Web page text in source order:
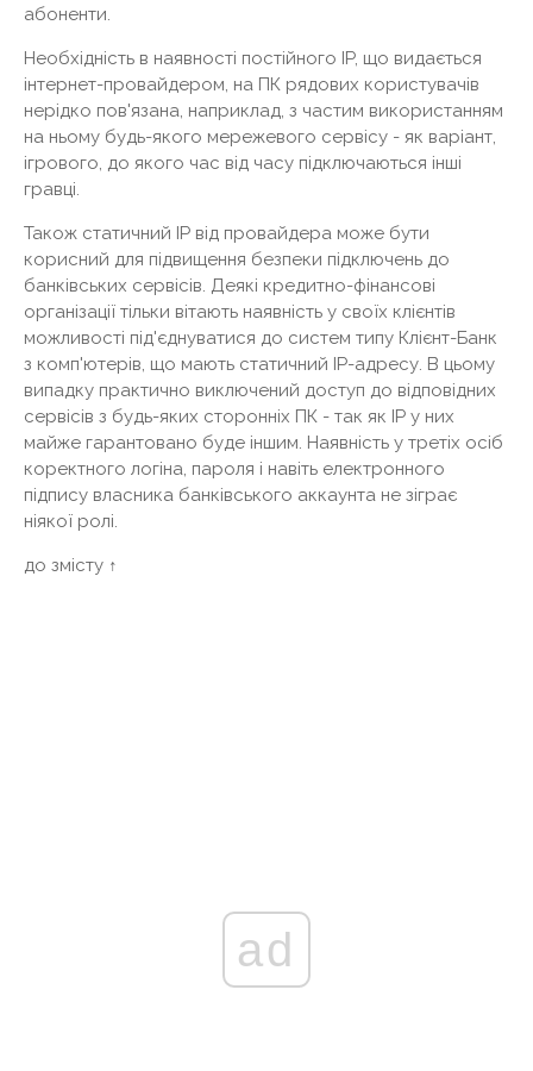
абоненти.
Необхідність в наявності постійного IP, що видається
інтернет-провайдером, на ПК рядових користувачів
нерідко пов'язана, наприклад, з частим використанням
на ньому будь-якого мережевого сервісу - як варіант,
ігрового, до якого час від часу підключаються інші
гравці.
Також статичний IP від ​​провайдера може бути
корисний для підвищення безпеки підключень до
банківських сервісів. Деякі кредитно-фінансові
організації тільки вітають наявність у своїх клієнтів
можливості під'єднуватися до систем типу Клієнт-Банк
з комп'ютерів, що мають статичний IP-адресу. В цьому
випадку практично виключений доступ до відповідних
сервісів з будь-яких сторонніх ПК - так як IP у них
майже гарантовано буде іншим. Наявність у третіх осіб
коректного логіна, пароля і навіть електронного
підпису власника банківського аккаунта не зіграє
ніякої ролі.
до змісту ↑
ad